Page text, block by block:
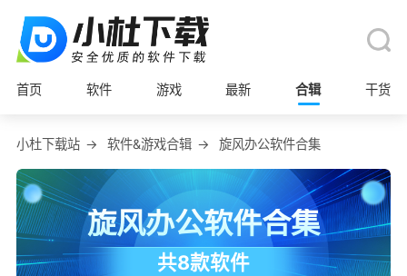
首页 软件 游戏 最新 合辑 干货
小杜下载站 → 软件&游戏合辑 → 旋风办公软件合集
旋风办公软件合集
共8款软件